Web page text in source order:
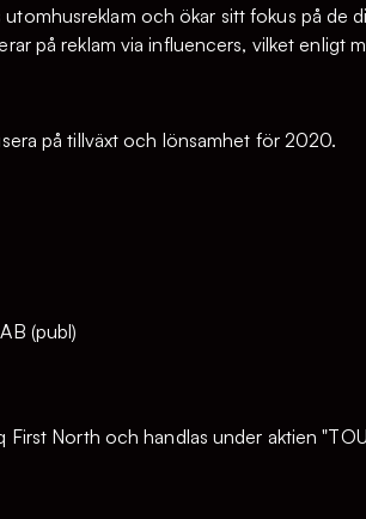
och ökar sitt fokus på de
på reklam via influencers, vilket enligt
på tillväxt och lönsamhet för 2020.
(publ)
First North och handlas under aktien